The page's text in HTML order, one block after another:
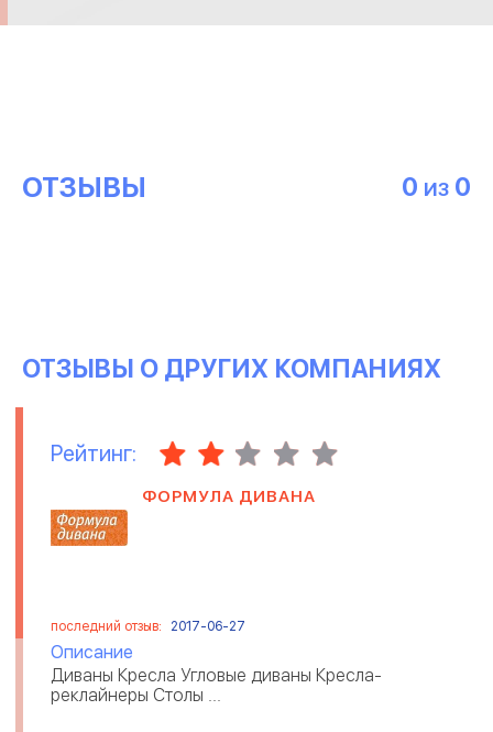
ОТЗЫВЫ 0 ИЗ 0
ОТЗЫВЫ О ДРУГИХ КОМПАНИЯХ
Рейтинг:
ФОРМУЛА ДИВАНА
последний отзыв: 2017-06-27
Описание
Диваны Кресла Угловые диваны Кресла-
реклайнеры Столы ...